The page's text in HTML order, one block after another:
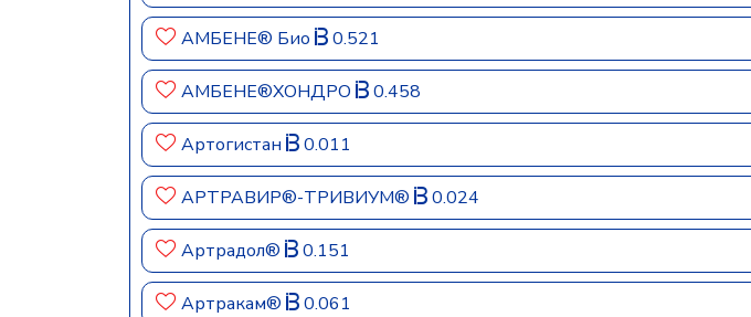
АМБЕНЕ® Био 0.521
АМБЕНЕ®ХОНДРО 0.458
Артогистан 0.011
АРТРАВИР®-ТРИВИУМ® 0.024
Артрадол® 0.151
Артракам® 0.061